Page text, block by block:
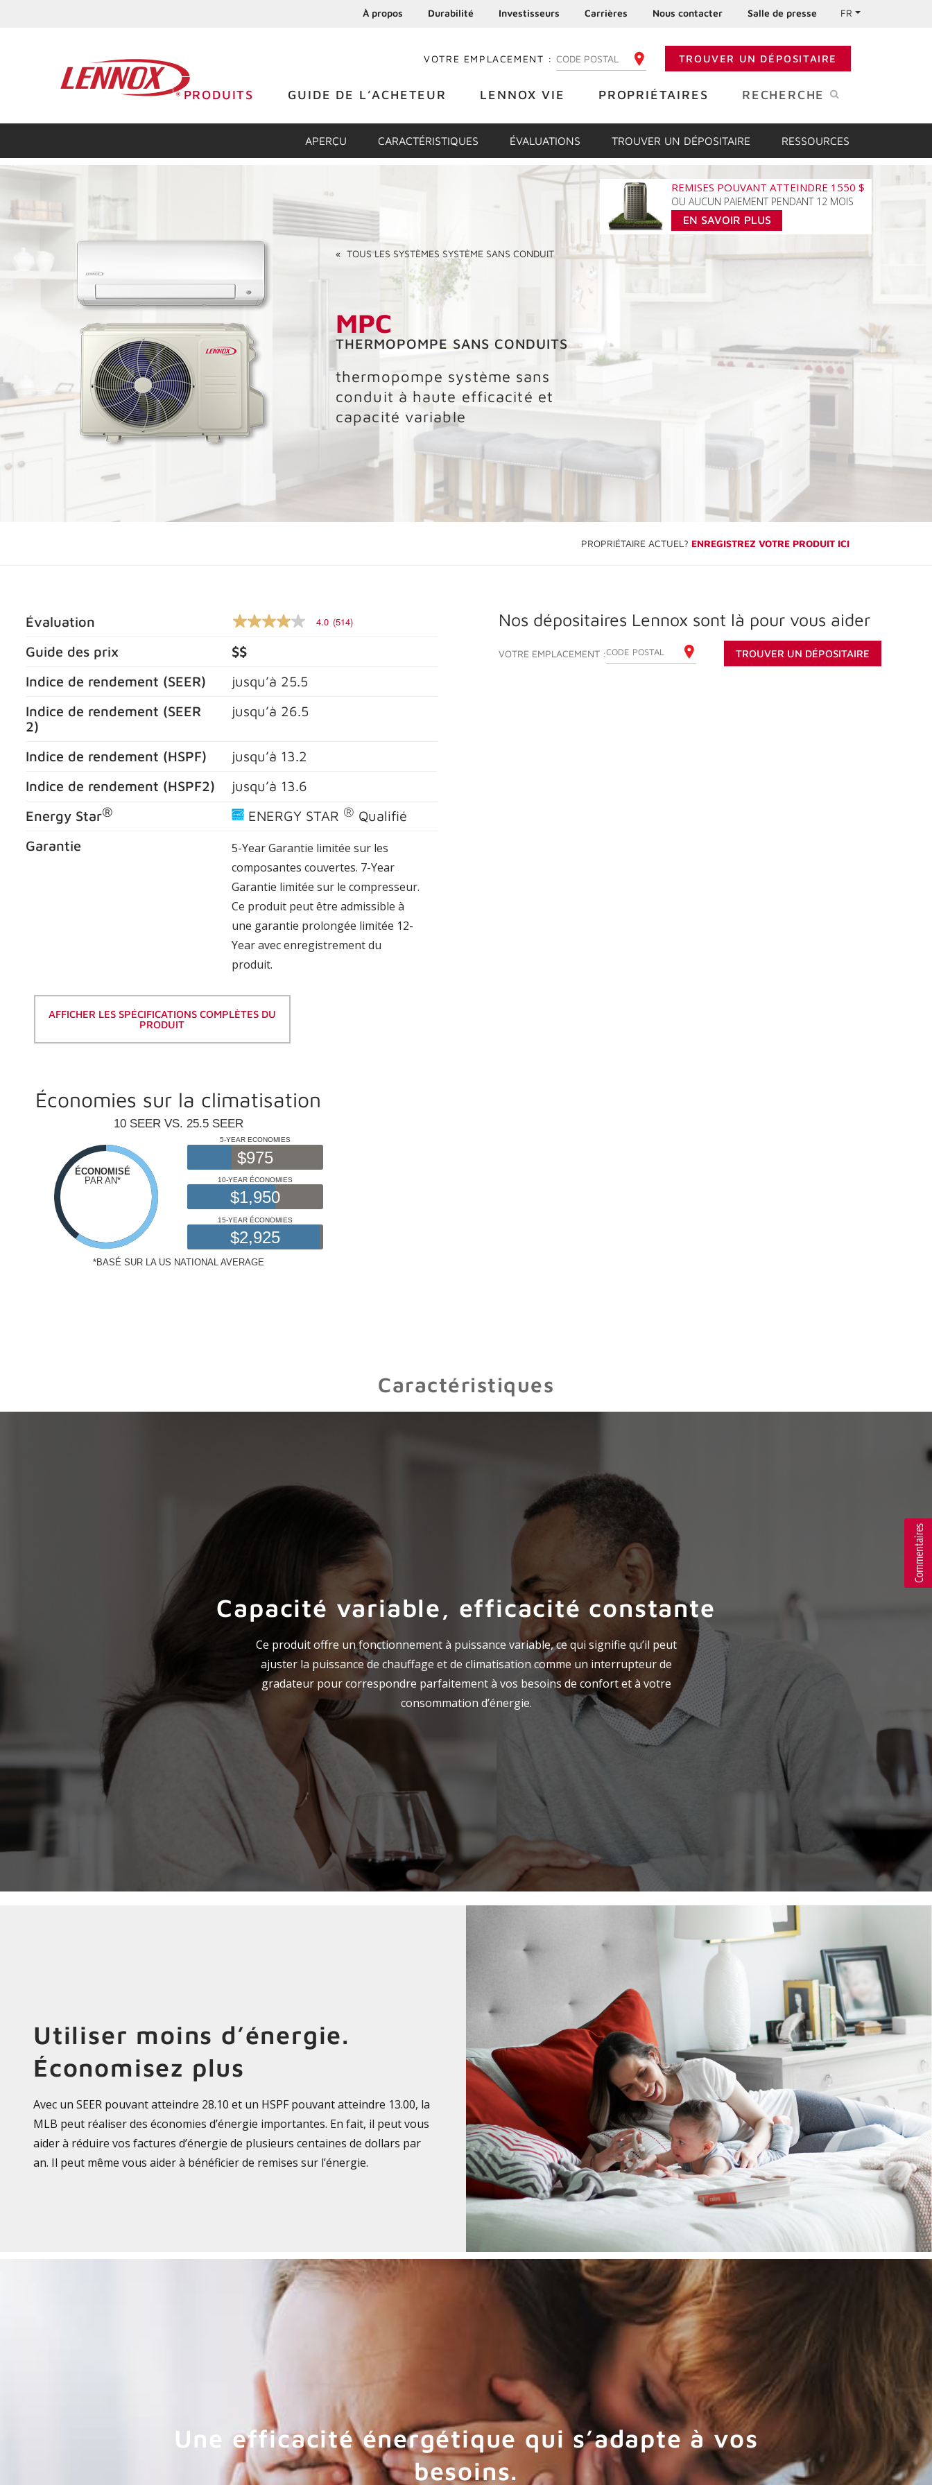
À propos Durabilité Investisseurs Carrières Nous contacter Salle de presse FR
VOTRE EMPLACEMENT : ENTREZ VOTRE CODE POSTALTROUVER UN DÉPOSITAIRE
PRODUITS GUIDE DE L’ACHETEUR LENNOX VIE PROPRIÉTAIRES RECHERCHE
APERÇU CARACTÉRISTIQUES ÉVALUATIONS TROUVER UN DÉPOSITAIRE RESSOURCES
« TOUS LES SYSTÈMES SYSTÈME SANS CONDUIT
MPC
THERMOPOMPE SANS CONDUITS
thermopompe système sans
conduit à haute efficacité et
capacité variable
REMISES POUVANT ATTEINDRE 1550 $
OU AUCUN PAIEMENT PENDANT 12 MOIS
EN SAVOIR PLUS
PROPRIÉTAIRE ACTUEL? ENREGISTREZ VOTRE PRODUIT ICI
Évaluation
4.0
5
étoiles,
nominale
moyenne.
Lire
les
Lien
la
même
4.0 (514)
Guide des prix
$$
Indice de rendement (SEER) jusqu’à 25.5
Indice de rendement (SEER
2)
jusqu’à 26.5
Indice de rendement (HSPF) jusqu’à 13.2
Indice de rendement (HSPF2) jusqu’à 13.6
Energy Star® ENERGY STAR ® Qualifié
Garantie
5-Year Garantie limitée sur les
composantes couvertes. 7-Year
Garantie limitée sur le compresseur.
Ce produit peut être admissible à
une garantie prolongée limitée 12-
Year avec enregistrement du
produit.
AFFICHER LES SPÉCIFICATIONS COMPLÈTES DU
PRODUIT
Économies sur la climatisation
Nos dépositaires Lennox sont là pour vous aider
VOTRE EMPLACEMENT :ENTREZ VOTRE CODE POSTAL TROUVER UN DÉPOSITAIRE
Caractéristiques
Capacité variable, efficacité constante
Ce produit offre un fonctionnement à puissance variable, ce qui signifie qu’il peut
ajuster la puissance de chauffage et de climatisation comme un interrupteur de
gradateur pour correspondre parfaitement à vos besoins de confort et à votre
consommation d’énergie.
Utiliser moins d’énergie.
Économisez plus
Avec un SEER pouvant atteindre 28.10 et un HSPF pouvant atteindre 13.00, la
MLB peut réaliser des économies d’énergie importantes. En fait, il peut vous
aider à réduire vos factures d’énergie de plusieurs centaines de dollars par
an. Il peut même vous aider à bénéficier de remises sur l’énergie.
Une efficacité énergétique qui s’adapte à vos
besoins.